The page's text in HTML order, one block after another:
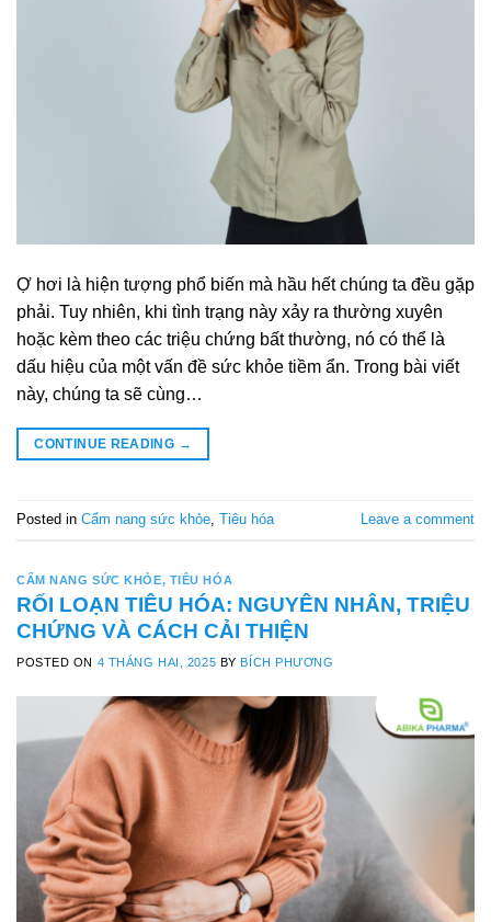
Ợ hơi là hiện tượng phổ biến mà hầu hết chúng ta đều gặp
phải. Tuy nhiên, khi tình trạng này xảy ra thường xuyên
hoặc kèm theo các triệu chứng bất thường, nó có thể là
dấu hiệu của một vấn đề sức khỏe tiềm ẩn. Trong bài viết
này, chúng ta sẽ cùng…
CONTINUE READING →
Posted in Cẩm nang sức khỏe Tiêu hóa Leave a comment
CẨM NANG SỨC KHỎE, TIÊU HÓA
RỐI LOẠN TIÊU HÓA: NGUYÊN NHÂN, TRIỆU
CHỨNG VÀ CÁCH CẢI THIỆN
POSTED ON 4 THÁNG HAI, 2025 BY BÍCH PHƯƠNG